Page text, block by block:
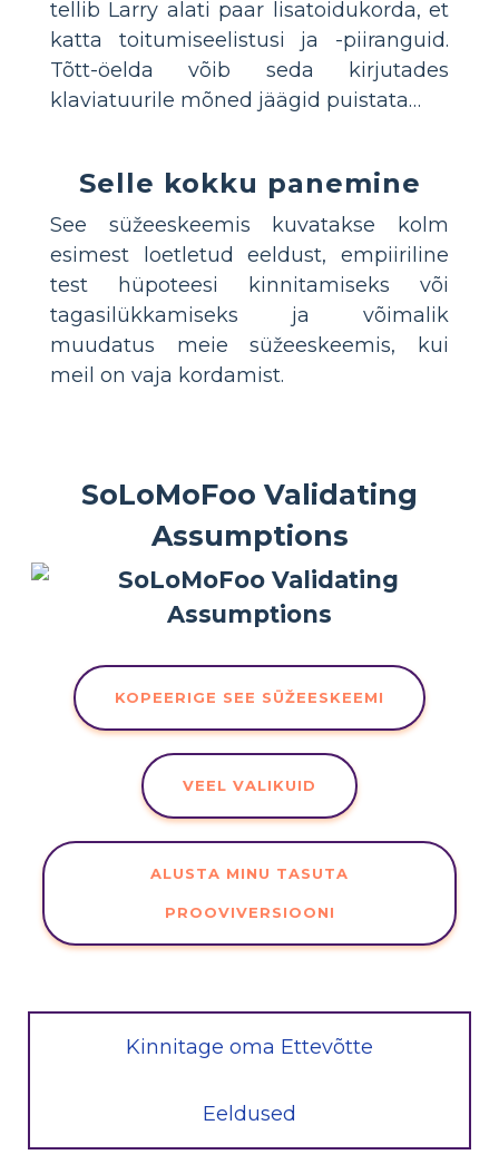
tellib Larry alati paar lisatoidukorda, et
katta toitumiseelistusi ja -piiranguid.
Tõtt-öelda võib seda kirjutades
klaviatuurile mõned jäägid puistata…
Selle kokku panemine
See süžeeskeemis kuvatakse kolm
esimest loetletud eeldust, empiiriline
test hüpoteesi kinnitamiseks või
tagasilükkamiseks ja võimalik
muudatus meie süžeeskeemis, kui
meil on vaja kordamist.
SoLoMoFoo Validating
Assumptions
KOPEERIGE SEE SÜŽEESKEEMI
VEEL VALIKUID
ALUSTA MINU TASUTA
PROOVIVERSIOONI
Kinnitage oma Ettevõtte
Eeldused